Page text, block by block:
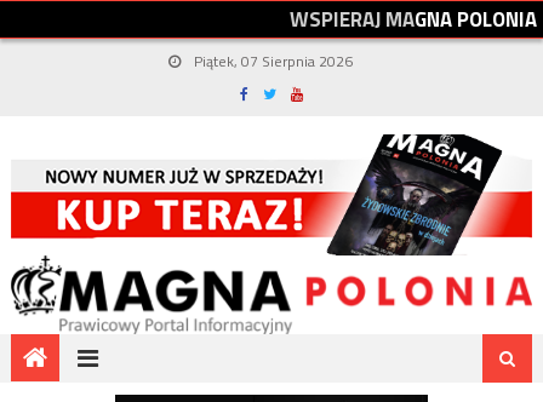
WSPIERAJMAGNAPOLONIA
Piątek, 07 Sierpnia 2026